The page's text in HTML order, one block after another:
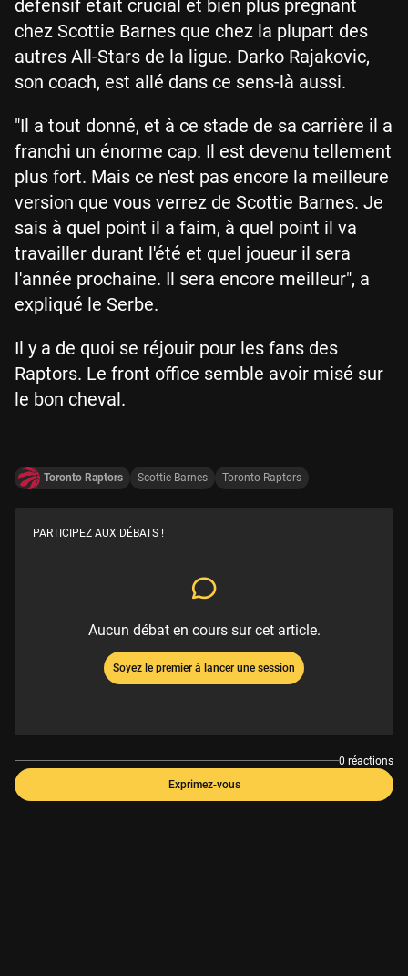
défensif était crucial et bien plus prégnant
chez Scottie Barnes que chez la plupart des
autres All-Stars de la ligue. Darko Rajakovic,
son coach, est allé dans ce sens-là aussi.
"Il a tout donné, et à ce stade de sa carrière il a
franchi un énorme cap. Il est devenu tellement
plus fort. Mais ce n'est pas encore la meilleure
version que vous verrez de Scottie Barnes. Je
sais à quel point il a faim, à quel point il va
travailler durant l'été et quel joueur il sera
l'année prochaine. Il sera encore meilleur", a
expliqué le Serbe.
Il y a de quoi se réjouir pour les fans des
Raptors. Le front office semble avoir misé sur
le bon cheval.
Toronto Raptors Scottie Barnes Toronto Raptors
PARTICIPEZ AUX DÉBATS !
Aucun débat en cours sur cet article.
Soyez le premier à lancer une session
0 réactions
Exprimez-vous